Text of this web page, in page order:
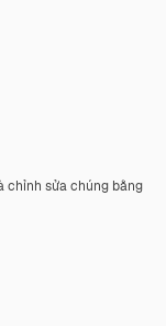
chỉnh sửa chúng bằng